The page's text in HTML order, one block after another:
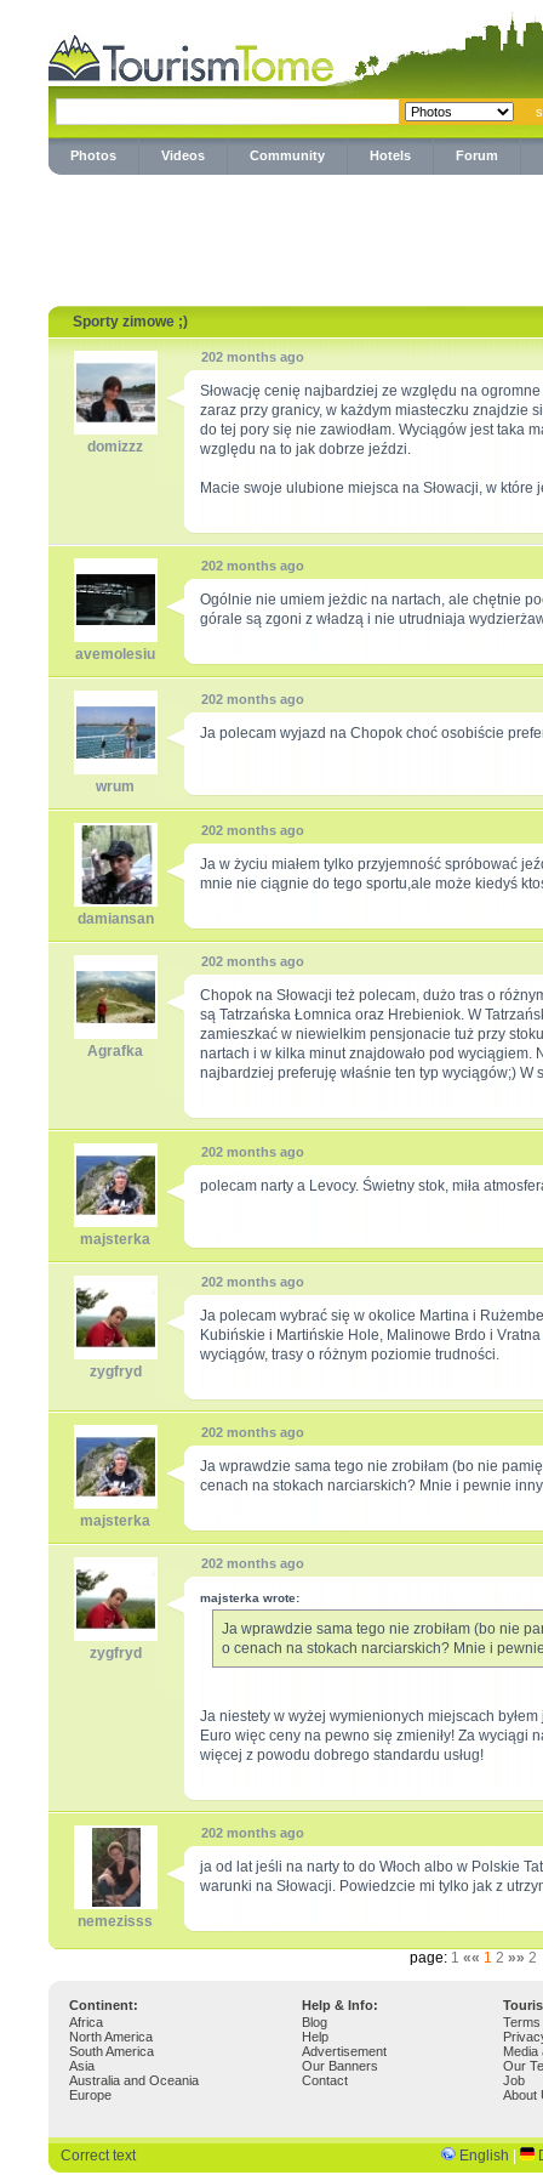
Photos Videos Community Hotels Forum
Sporty zimowe ;)
domizzz
202 months ago
Słowację cenię najbardziej ze względu na
zaraz przy granicy, w każdym miasteczku znajdzie
do tej pory się nie zawiodłam. Wyciągów jest taka
względu na to jak dobrze jeździ.
Macie swoje ulubione miejsca na Słowacji, w które
avemolesiu
202 months ago
Ogólnie nie umiem jeżdic na nartach, ale chętnie
górale są zgoni z władzą i nie utrudniaja
wrum
202 months ago
Ja polecam wyjazd na Chopok choć osobiście
damiansan
202 months ago
Ja w życiu miałem tylko przyjemność spróbować
mnie nie ciągnie do tego sportu,ale może kiedyś
Agrafka
202 months ago
Chopok na Słowacji też polecam, dużo tras o
są Tatrzańska Łomnica oraz Hrebieniok. W
zamieszkać w niewielkim pensjonacie tuż przy
nartach i w kilka minut znajdowało pod wyciągiem.
najbardziej preferuję właśnie ten typ wyciągów;) W
majsterka
202 months ago
polecam narty a Levocy. Świetny stok, miła
zygfryd
202 months ago
Ja polecam wybrać się w okolice Martina i
Kubińskie i Martińskie Hole, Malinowe Brdo i
wyciągów, trasy o różnym poziomie trudności.
majsterka
202 months ago
Ja wprawdzie sama tego nie zrobiłam (bo nie
cenach na stokach narciarskich? Mnie i pewnie
zygfryd
202 months ago
majsterka wrote:
Ja wprawdzie sama tego nie zrobiłam (bo nie
o cenach na stokach narciarskich? Mnie i
Ja niestety w wyżej wymienionych miejscach
Euro więc ceny na pewno się zmieniły! Za wyciągi
więcej z powodu dobrego standardu usług!
nemezisss
202 months ago
ja od lat jeśli na narty to do Włoch albo w Polskie
warunki na Słowacji. Powiedzcie mi tylko jak z
page: 1 «« 1 2 »» 2
Continent: Help & Info:
Africa
North America
South America
Asia
Australia and Oceania
Europe
Blog
Help
Advertisement
Our Banners
Contact
Media
Our
Job
About
Correct text English